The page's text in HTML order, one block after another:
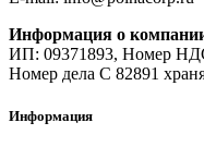
Информация о
ИП: 09371893, Номер
Номер дела C 82891
Информация